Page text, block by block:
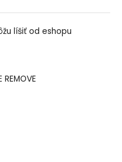
líšiť od eshopu
REMOVE